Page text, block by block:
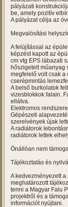
pályázati
be, amely pozitív
A pályázat célja az
Megvalósítási
A felújítással az
képzést kapott az
cm vtg EPS lábazati
hőszigetelt műanyag
megfelelő volt csak
cserépmintás
A belső burkolatok
vizesblokkok falain.
ellátva.
Elektromos
Gépészeti
szerelvények újak
A radiátorok
radiátorok lettek
Önállóan nem
Tájékoztatás és
A kedvezményezett
meghatározott
tenni a Magyar Falu
projektről és a
információt nyújtani.